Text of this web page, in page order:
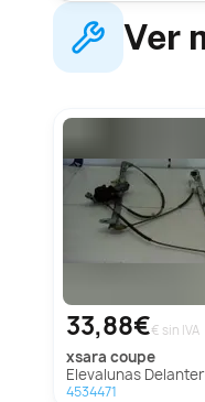
Ver
33,88€€ sin IVA
xsara coupe
Elevalunas Delantero Izquierdo Para Citroen
4534471